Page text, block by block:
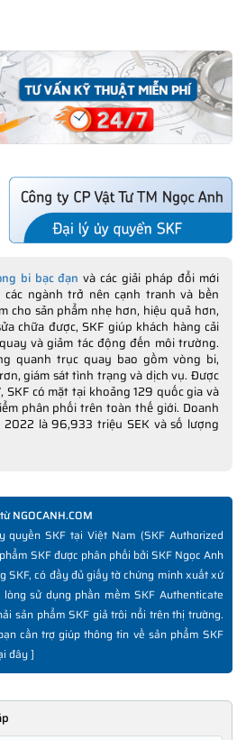
bi bạc đạn và các giải pháp đổi mới
ngành trở nên cạnh tranh và bền
cho sản phẩm nhẹ hơn, hiệu quả hơn,
chữa được, SKF giúp khách hàng cải
và giảm tác động đến môi trường.
quanh trục quay bao gồm vòng bi,
giám sát tình trạng và dịch vụ. Được
SKF có mặt tại khoảng 129 quốc gia và
phân phối trên toàn thế giới. Doanh
là 96,933 triệu SEK và số lượng
NGOCANH.COM
SKF tại Việt Nam (SKF Authorized
SKF được phân phối bởi SKF Ngọc Anh
SKF, có đầy đủ giấy tờ chứng minh xuất xứ
lòng sử dụng phần mềm SKF Authenticate
sản phẩm SKF giả trôi nổi trên thị trường.
cần trợ giúp thông tin về sản phẩm SKF
đây]